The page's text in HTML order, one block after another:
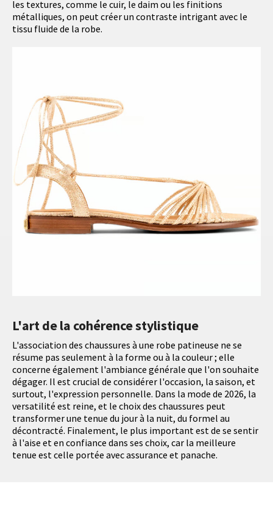
les textures, comme le cuir, le daim ou les finitions
métalliques, on peut créer un contraste intrigant avec le
tissu fluide de la robe.
L'art de la cohérence stylistique
L'association des chaussures à une robe patineuse ne se
résume pas seulement à la forme ou à la couleur ; elle
concerne également l'ambiance générale que l'on souhaite
dégager. Il est crucial de considérer l'occasion, la saison, et
surtout, l'expression personnelle. Dans la mode de 2026, la
versatilité est reine, et le choix des chaussures peut
transformer une tenue du jour à la nuit, du formel au
décontracté. Finalement, le plus important est de se sentir
à l'aise et en confiance dans ses choix, car la meilleure
tenue est celle portée avec assurance et panache.